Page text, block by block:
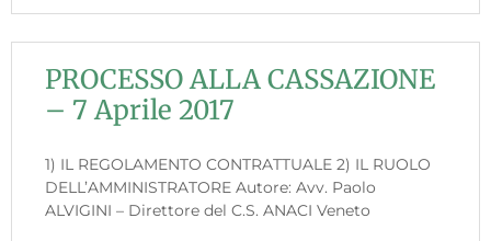
PROCESSO ALLA CASSAZIONE
– 7 Aprile 2017
1) IL REGOLAMENTO CONTRATTUALE 2) IL RUOLO
DELL’AMMINISTRATORE Autore: Avv. Paolo
ALVIGINI – Direttore del C.S. ANACI Veneto